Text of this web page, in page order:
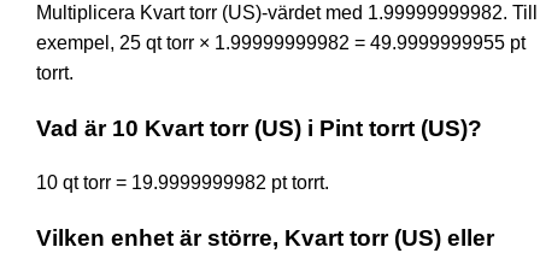
Multiplicera Kvart torr (US)-värdet med 1.99999999982. Till
exempel, 25 qt torr × 1.99999999982 = 49.9999999955 pt
torrt.
Vad är 10 Kvart torr (US) i Pint torrt (US)?
10 qt torr = 19.9999999982 pt torrt.
Vilken enhet är större, Kvart torr (US) eller